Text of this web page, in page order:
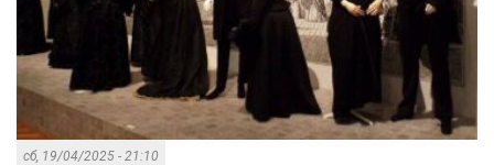
сб, 19/04/2025 - 21:10